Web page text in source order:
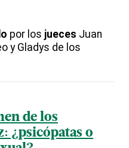
por los jueces Juan
y Gladys de los
de los
¿psicópatas o